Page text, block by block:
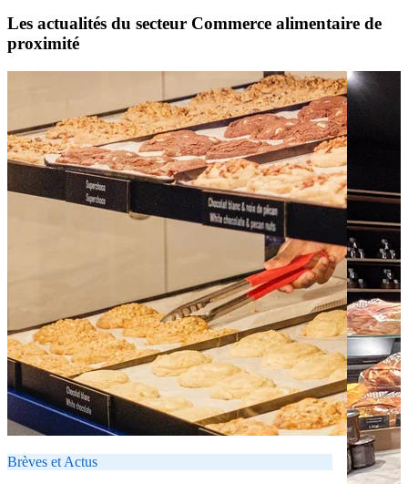
Les actualités du secteur Commerce alimentaire de
proximité
Brèves et Actus